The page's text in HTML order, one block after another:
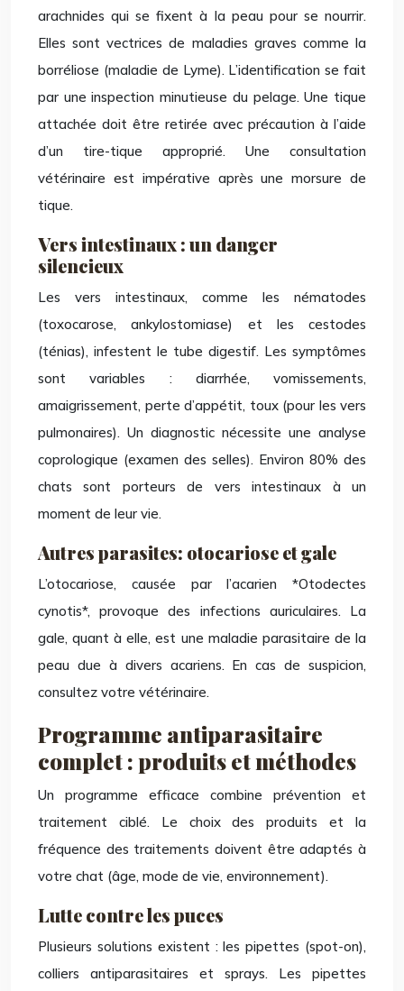
arachnides qui se fixent à la peau pour se nourrir.
Elles sont vectrices de maladies graves comme la
borréliose (maladie de Lyme). L’identification se fait
par une inspection minutieuse du pelage. Une tique
attachée doit être retirée avec précaution à l’aide
d’un tire-tique approprié. Une consultation
vétérinaire est impérative après une morsure de
tique.
Vers intestinaux : un danger
silencieux
Les vers intestinaux, comme les nématodes
(toxocarose, ankylostomiase) et les cestodes
(ténias), infestent le tube digestif. Les symptômes
sont variables : diarrhée, vomissements,
amaigrissement, perte d’appétit, toux (pour les vers
pulmonaires). Un diagnostic nécessite une analyse
coprologique (examen des selles). Environ 80% des
chats sont porteurs de vers intestinaux à un
moment de leur vie.
Autres parasites: otocariose et gale
L’otocariose, causée par l’acarien *Otodectes
cynotis*, provoque des infections auriculaires. La
gale, quant à elle, est une maladie parasitaire de la
peau due à divers acariens. En cas de suspicion,
consultez votre vétérinaire.
Programme antiparasitaire
complet : produits et méthodes
Un programme efficace combine prévention et
traitement ciblé. Le choix des produits et la
fréquence des traitements doivent être adaptés à
votre chat (âge, mode de vie, environnement).
Lutte contre les puces
Plusieurs solutions existent : les pipettes (spot-on),
colliers antiparasitaires et sprays. Les pipettes